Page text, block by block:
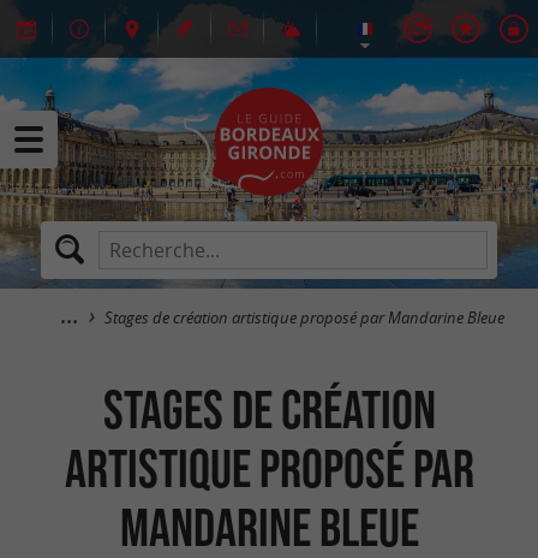
Stages de création artistique proposé par Mandarine Bleue
Stages de création
artistique proposé par
Mandarine Bleue